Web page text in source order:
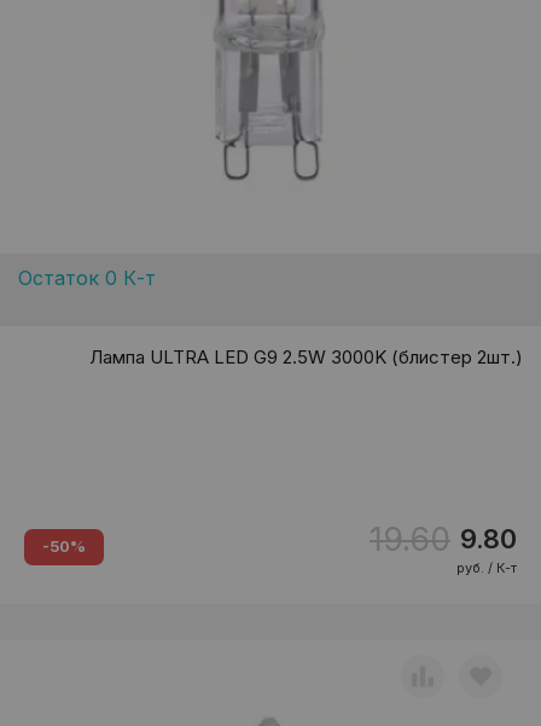
Остаток 0 К-т
Лампа ULTRA LED G9 2.5W 3000K (блистер 2шт.)
-50% 19.60 9.80
руб. / К-т